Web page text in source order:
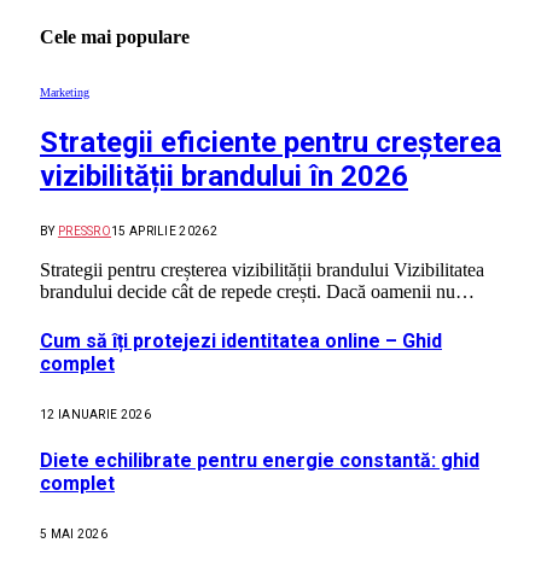
Cele mai populare
Marketing
Strategii eficiente pentru creșterea
vizibilității brandului în 2026
BY PRESSRO15 APRILIE 20262
Strategii pentru creșterea vizibilității brandului Vizibilitatea
brandului decide cât de repede crești. Dacă oamenii nu…
Cum să îți protejezi identitatea online – Ghid
complet
12 IANUARIE 2026
Diete echilibrate pentru energie constantă: ghid
complet
5 MAI 2026